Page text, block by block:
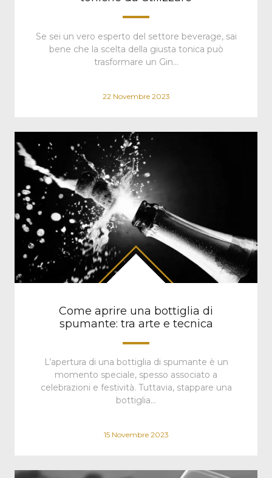
Se sei un vero esperto del settore beverage, sai
bene che la scelta della giusta tonica può
trasformare un Gin…
22 Novembre 2023
Come aprire una bottiglia di
spumante: tra arte e tecnica
L’apertura di una bottiglia di spumante è un
momento speciale, spesso associato a
celebrazioni e festività. Tuttavia, stappare una
bottiglia…
15 Novembre 2023